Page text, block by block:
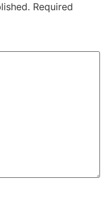
Required